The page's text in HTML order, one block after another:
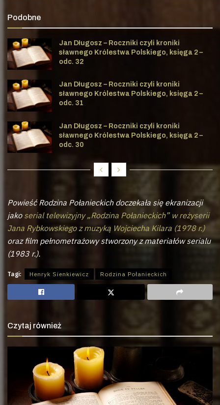
Podobne
Jan Długosz – Roczniki czyli kroniki
sławnego Królestwa Polskiego, księga 2 –
odc. 32
Jan Długosz – Roczniki czyli kroniki
sławnego Królestwa Polskiego, księga 2 –
odc. 31
Jan Długosz – Roczniki czyli kroniki
sławnego Królestwa Polskiego, księga 2 –
odc. 30
Powieść Rodzina Połanieckich doczekała się ekranizacji
jako serial telewizyjny „Rodzina Połanieckich” w reżyserii
Jana Rybkowskiego z muzyką Wojciecha Kilara (1978 r.)
oraz film pełnometrażowy stworzony z materiałów serialu
(1983 r.).
Tagi: Henryk Sienkiewicz Rodzina Połanieckich
Czytaj również